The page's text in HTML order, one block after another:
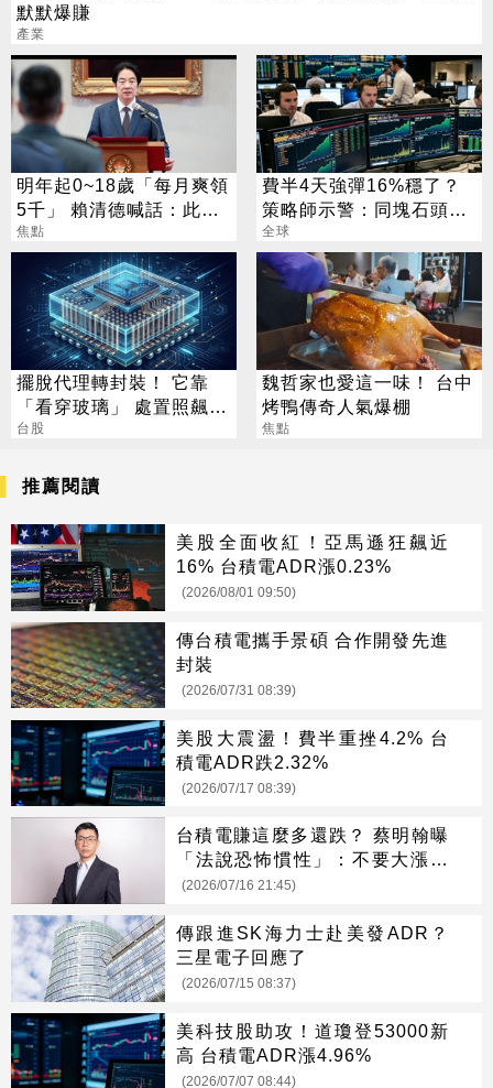
默默爆賺
產業
明年起0~18歲「每月爽領
5千」 賴清德喊話：此時
不生待何時
焦點
費半4天強彈16%穩了？
策略師示警：同塊石頭不
會絆2次
全球
擺脫代理轉封裝！ 它靠
「看穿玻璃」 處置照飆2
漲停
台股
魏哲家也愛這一味！ 台中
烤鴨傳奇人氣爆棚
焦點
推薦閱讀
美股全面收紅！亞馬遜狂飆近
16% 台積電ADR漲0.23%
(2026/08/01 09:50)
傳台積電攜手景碩 合作開發先進
封裝
(2026/07/31 08:39)
美股大震盪！費半重挫4.2% 台
積電ADR跌2.32%
(2026/07/17 08:39)
台積電賺這麼多還跌？ 蔡明翰曝
「法說恐怖慣性」：不要大漲才
來追
(2026/07/16 21:45)
傳跟進SK海力士赴美發ADR？
三星電子回應了
(2026/07/15 08:37)
美科技股助攻！道瓊登53000新
高 台積電ADR漲4.96%
(2026/07/07 08:44)